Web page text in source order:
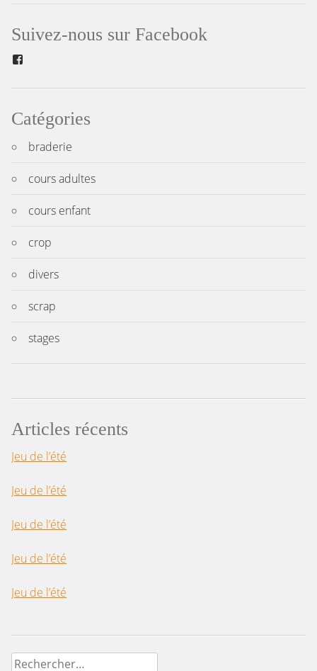
l’article
Suivez-nous sur Facebook
Catégories
braderie
cours adultes
cours enfant
crop
divers
scrap
stages
Articles récents
Jeu de l’été
Jeu de l’été
Jeu de l’été
Jeu de l’été
Jeu de l’été
Rechercher :